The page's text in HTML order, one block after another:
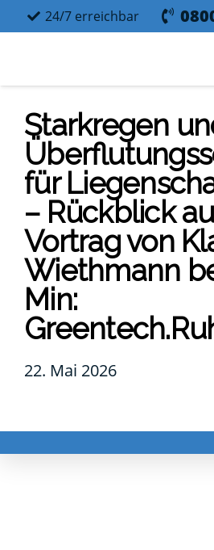
24/7 erreichbar
Stark­re­gen
für
– Rück­blick
Vor­trag von
Wieth­mann
Min:
22. Mai 2026